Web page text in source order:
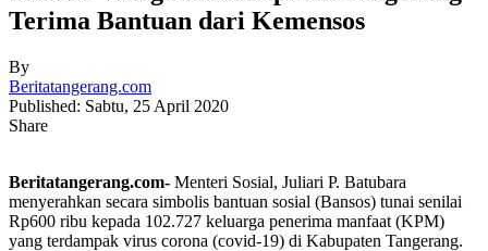
Terima Bantuan dari Kemensos
By
Beritatangerang.com
Published: Sabtu, 25 April 2020
Share
Beritatangerang.com- Menteri Sosial, Juliari P. Batubara
menyerahkan secara simbolis bantuan sosial (Bansos) tunai senilai
Rp600 ribu kepada 102.727 keluarga penerima manfaat (KPM)
yang terdampak virus corona (covid-19) di Kabupaten Tangerang.